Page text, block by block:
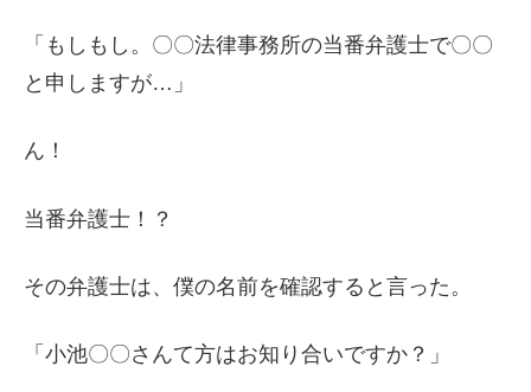
「もしもし。〇〇法律事務所の当番弁護士で〇〇
と申しますが…」
ん！
当番弁護士！？
その弁護士は、僕の名前を確認すると言った。
「小池〇〇さんて方はお知り合いですか？」